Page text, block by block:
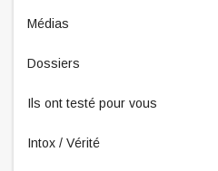
Médias
Dossiers
Ils ont testé pour vous
Intox / Vérité